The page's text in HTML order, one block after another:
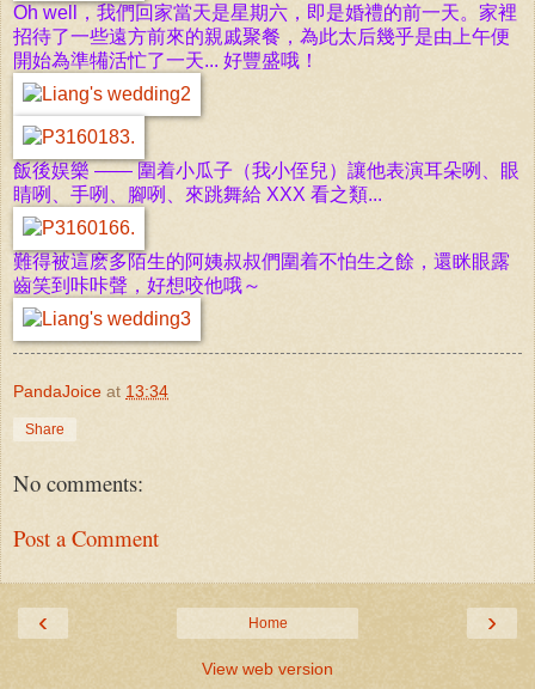
Oh well， 我們回家當天是星期六，即是婚禮的前一天。家裡
招待了一些遠方前來的親戚聚餐，為此太后幾乎是由上午便
開始為準犕活忙了一天... 好豐盛哦！
飯後娱樂 —— 圍着小瓜子（我小侄兒）讓他表演耳朵咧、眼
睛咧、手咧、腳咧、來跳舞給 XXX 看之類...
難得被這麽多陌生的阿姨叔叔們圍着不怕生之餘，還眯眼露
齒笑到咔咔聲，好想咬他哦～
PandaJoice at 13:34
Share
No comments:
Post a Comment
‹ ›
Home
View web version